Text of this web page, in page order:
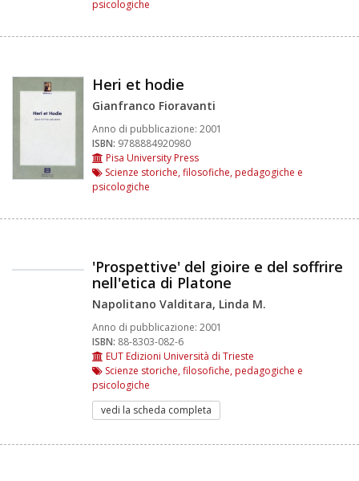
psicologiche
Heri et hodie
Gianfranco Fioravanti
Anno di pubblicazione: 2001
ISBN: 9788884920980
Pisa University Press
Scienze storiche, filosofiche, pedagogiche e
psicologiche
'Prospettive' del gioire e del soffrire
nell'etica di Platone
Napolitano Valditara, Linda M.
Anno di pubblicazione: 2001
ISBN: 88-8303-082-6
EUT Edizioni Università di Trieste
Scienze storiche, filosofiche, pedagogiche e
psicologiche
vedi la scheda completa